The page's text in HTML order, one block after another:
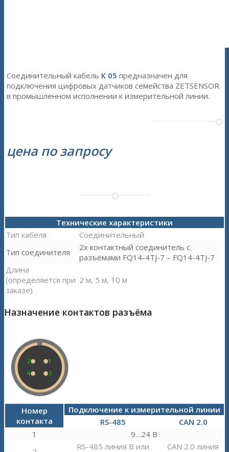
Соединительный кабель К 05 предназначен для
подключения цифровых датчиков семейства ZETSENSOR
в промышленном исполнении к измерительной линии.
цена по запросу
Технические характеристики
Тип кабеля
Соединительный
Тип соединителя
2х контактный соединитель с
разъёмами FQ14-4TJ-7 – FQ14-4TJ-7
Длина
(определяется при
заказе)
2 м, 5 м, 10 м
Назначение контактов разъёма
Номер
контакта
Подключение к измерительной линии
RS-485
CAN 2.0
1
9…24 В
RS-485 линия B или
CAN 2.0 линия